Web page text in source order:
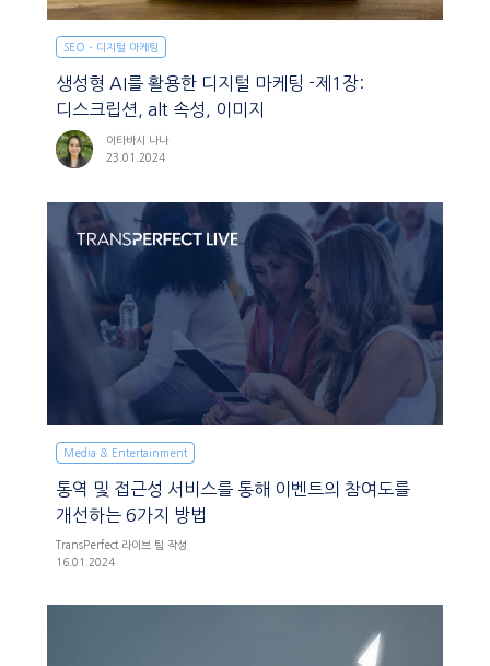
SEO・디지털 마케팅
생성형 AI를 활용한 디지털 마케팅 -제1장:
디스크립션, alt 속성, 이미지
이타바시 나나
23.01.2024
Media & Entertainment
통역 및 접근성 서비스를 통해 이벤트의 참여도를
개선하는 6가지 방법
TransPerfect 라이브 팀 작성
16.01.2024